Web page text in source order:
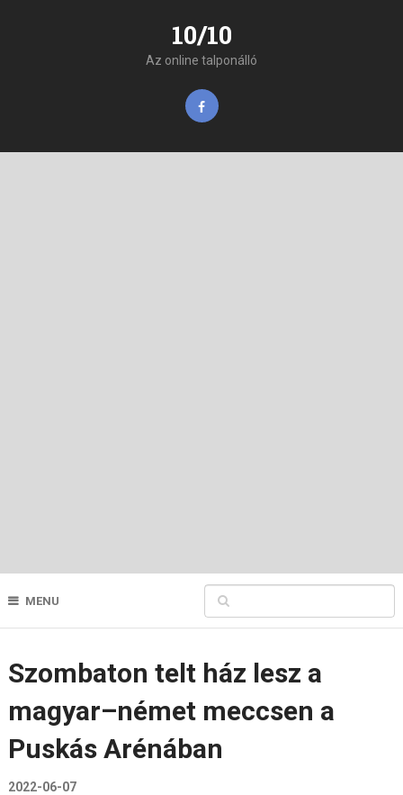
10/10
Az online talponálló
MENU
Szombaton telt ház lesz a
magyar–német meccsen a
Puskás Arénában
2022-06-07